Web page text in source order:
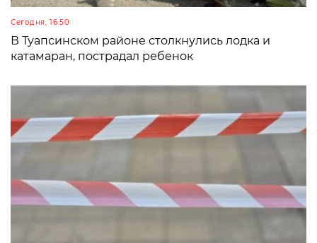
Сегодня, 16:50
В Туапсинском районе столкнулись лодка и
катамаран, пострадал ребенок